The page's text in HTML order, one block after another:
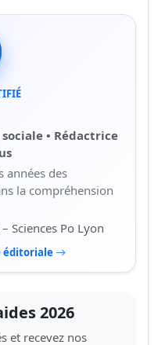
• Rédactrice
années des
la compréhension
Sciences Po Lyon
éditoriale
2026
et recevez nos